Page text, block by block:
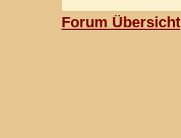
Forum Übersicht